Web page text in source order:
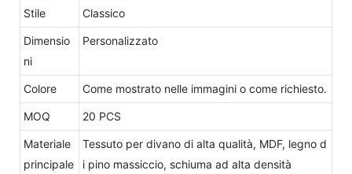
Stile Classico
Dimensio
ni
Personalizzato
Colore Come mostrato nelle immagini o come richiesto.
MOQ 20 PCS
Materiale
principale
Tessuto per divano di alta qualità, MDF, legno d
i pino massiccio, schiuma ad alta densità